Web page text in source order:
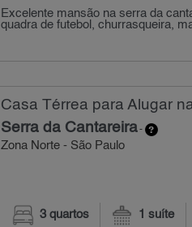
Excelente mansão na serra da
quadra de futebol, churrasqueira,
Casa Térrea para Alugar
Serra da Cantareira-
Zona Norte - São Paulo
3 quartos 1 suíte